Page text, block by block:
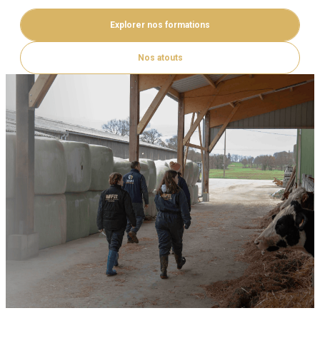
Explorer nos formations
Nos atouts